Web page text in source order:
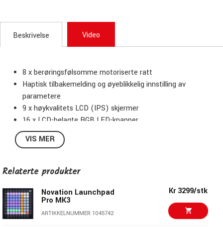
Beskrivelse Video
8 x berøringsfølsomme motoriserte ratt
Haptisk tilbakemelding og øyeblikkelig innstilling av
parametere
9 x høykvalitets LCD (IPS) skjermer
16 x LCD-belagte RGB LED-knapper
2 x USB-C-porter (Data + Power)
MIDI inn/ut/through, 5-pinners MIDI DIN
Hva er i esken
ROTO-CONTROL-enhet
USB-C strømadapter 5V (15W)
USB-C-kabel
VIS MER
Relaterte produkter
Novation Launchpad
Pro MK3
ARTIKKELNUMMER 1045742
Kr 3299/stk